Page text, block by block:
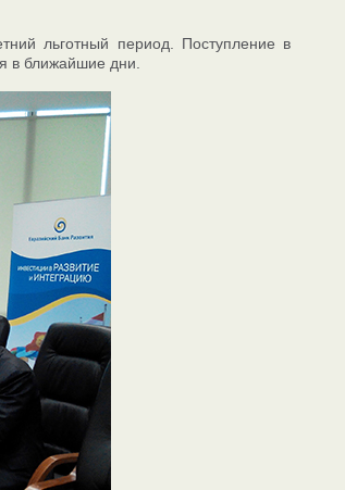
льготный период. Поступление в
в ближайшие дни.